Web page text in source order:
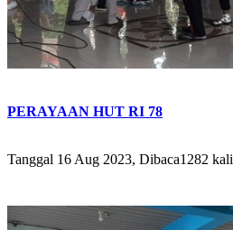
PERAYAAN HUT RI 78
Tanggal 16 Aug 2023, Dibaca1282 kali